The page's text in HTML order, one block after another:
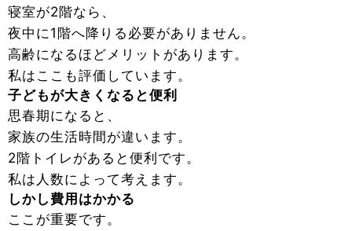
寝室が2階なら、
夜中に1階へ降りる必要がありません。
高齢になるほどメリットがあります。
私はここも評価しています。
子どもが大きくなると便利
思春期になると、
家族の生活時間が違います。
2階トイレがあると便利です。
私は人数によって考えます。
しかし費用はかかる
ここが重要です。